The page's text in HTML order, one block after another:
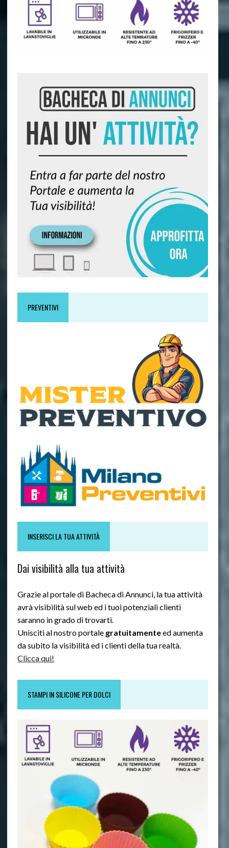
PREVENTIVI
INSERISCI LA TUA ATTIVITÀ
Dai visibilità alla tua attività
Grazie al portale di Bacheca di Annunci, la tua attività
avrà visibilità sul web ed i tuoi potenziali clienti
saranno in grado di trovarti.
Unisciti al nostro portale gratuitamenteed aumenta
da subito la visibilità ed i clienti della tua realtà.
Clicca qui!
STAMPI IN SILICONE PER DOLCI